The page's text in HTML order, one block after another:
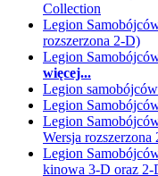
Collection
Legion
rozszerzona 2-D)
Legion
więcej...
Legion
Legion
Legion
Wersja rozszerzona
Legion
kinowa 3-D oraz 2-